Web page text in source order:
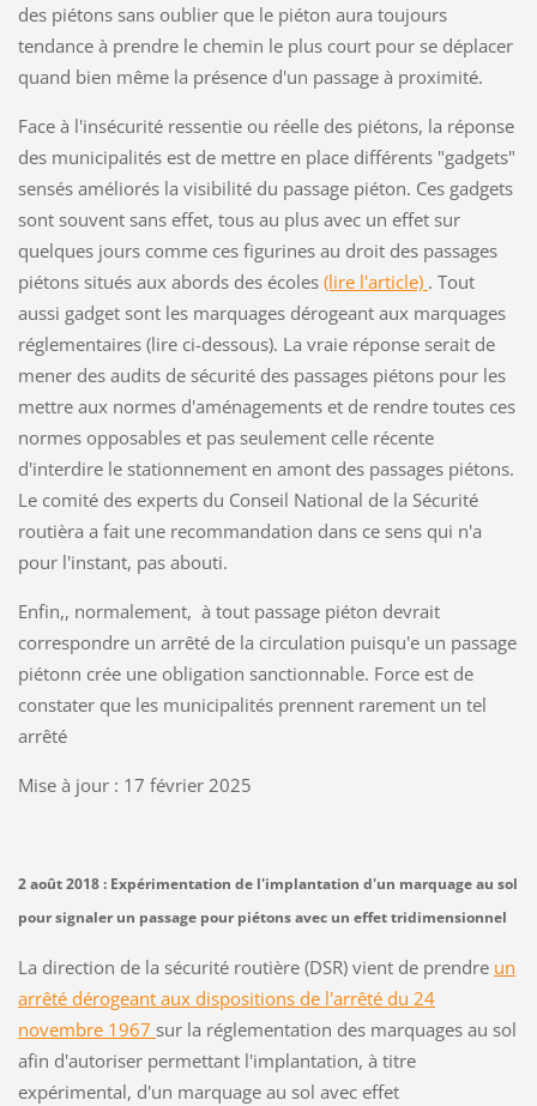
des piétons sans oublier que le piéton aura toujours
tendance à prendre le chemin le plus court pour se déplacer
quand bien même la présence d'un passage à proximité.
Face à l'insécurité ressentie ou réelle des piétons, la réponse
des municipalités est de mettre en place différents "gadgets"
sensés améliorés la visibilité du passage piéton. Ces gadgets
sont souvent sans effet, tous au plus avec un effet sur
quelques jours comme ces figurines au droit des passages
piétons situés aux abords des écoles (lire l'article) . Tout
aussi gadget sont les marquages dérogeant aux marquages
réglementaires (lire ci-dessous). La vraie réponse serait de
mener des audits de sécurité des passages piétons pour les
mettre aux normes d'aménagements et de rendre toutes ces
normes opposables et pas seulement celle récente
d'interdire le stationnement en amont des passages piétons.
Le comité des experts du Conseil National de la Sécurité
routièra a fait une recommandation dans ce sens qui n'a
pour l'instant, pas abouti.
Enfin,, normalement, à tout passage piéton devrait
correspondre un arrêté de la circulation puisqu'e un passage
piétonn crée une obligation sanctionnable. Force est de
constater que les municipalités prennent rarement un tel
arrêté
Mise à jour : 17 février 2025
2 août 2018 : Expérimentation de l'implantation d'un marquage au sol
pour signaler un passage pour piétons avec un effet tridimensionnel
La direction de la sécurité routière (DSR) vient de prendre un
arrêté dérogeant aux dispositions de l'arrêté du 24
novembre 1967 sur la réglementation des marquages au sol
afin d'autoriser permettant l'implantation, à titre
expérimental, d'un marquage au sol avec effet